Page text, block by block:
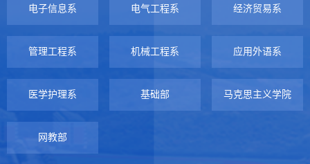
电子信息系 电气工程系 经济贸易系
管理工程系 机械工程系 应用外语系
医学护理系 基础部 马克思主义学院
网教部